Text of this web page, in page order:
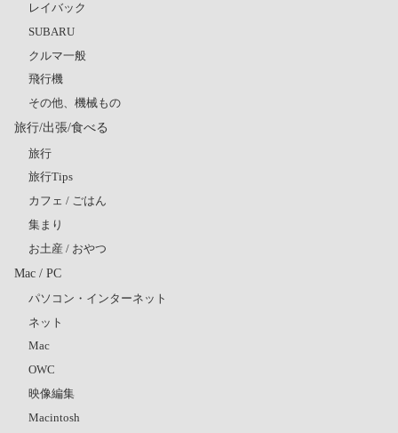
レイバック
SUBARU
クルマ一般
飛行機
その他、機械もの
旅行/出張/食べる
旅行
旅行Tips
カフェ / ごはん
集まり
お土産 / おやつ
Mac / PC
パソコン・インターネット
ネット
Mac
OWC
映像編集
Macintosh